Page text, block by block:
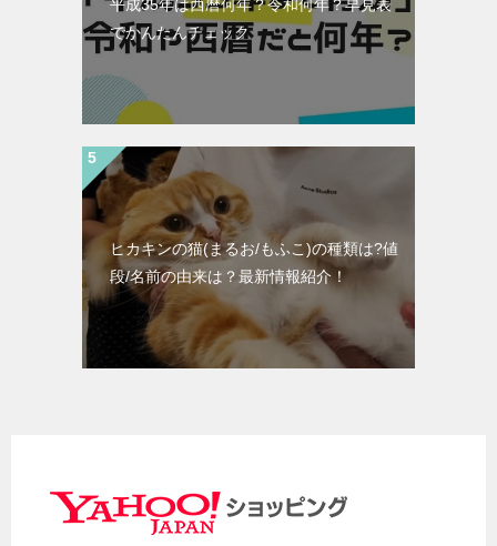
平成35年は西暦何年？令和何年？早見表
でかんたんチェック
ヒカキンの猫(まるお/もふこ)の種類は?値
段/名前の由来は？最新情報紹介！